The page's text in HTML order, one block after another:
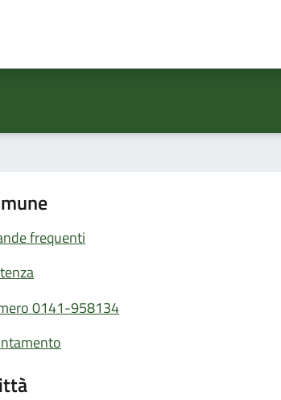
frequenti
0141-958134